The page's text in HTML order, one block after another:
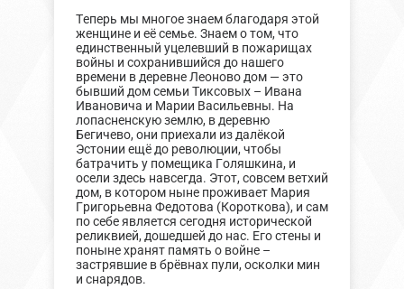
Теперь мы многое знаем благодаря этой
женщине и её семье. Знаем о том, что
единственный уцелевший в пожарищах
войны и сохранившийся до нашего
времени в деревне Леоново дом — это
бывший дом семьи Тиксовых – Ивана
Ивановича и Марии Васильевны. На
лопасненскую землю, в деревню
Бегичево, они приехали из далёкой
Эстонии ещё до революции, чтобы
батрачить у помещика Голяшкина, и
осели здесь навсегда. Этот, совсем ветхий
дом, в котором ныне проживает Мария
Григорьевна Федотова (Короткова), и сам
по себе является сегодня исторической
реликвией, дошедшей до нас. Его стены и
поныне хранят память о войне –
застрявшие в брёвнах пули, осколки мин
и снарядов.